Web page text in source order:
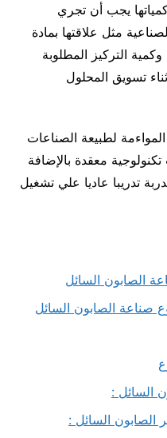
يجب أن تجري
مثل علاقتها بمادة
التركيز المطلوبة
تسويق المحلول
لطبيعة الصناعات
معقدة بالإضافة
تدريبا عاديا علي تشغيل
الصابون السائل
صناعة الصابون السائل
السائل :
الصابون السائل :